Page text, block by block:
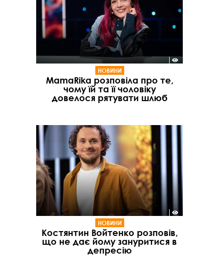
НОВИНИ
MamaRika розповіла про те,
чому їй та її чоловіку
довелося рятувати шлюб
НОВИНИ
Костянтин Войтенко розповів,
що не дає йому зануритися в
депресію